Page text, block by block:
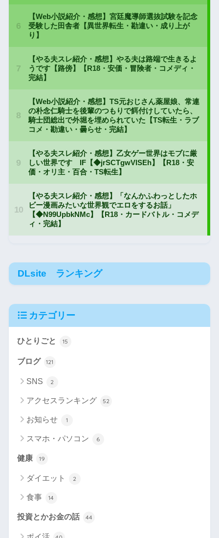
DLsite ランキング
カテゴリー
ひとりごと 15
ブログ 121
SNS 2
アクセスランキング 52
お知らせ 1
スマホ・パソコン 6
健康 19
ダイエット 2
食事 14
投資とかお金の話 44